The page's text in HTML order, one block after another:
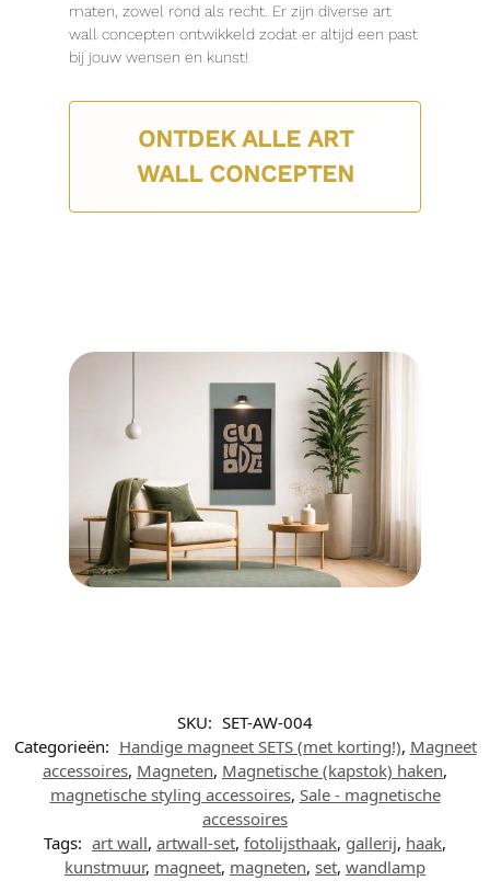
maten, zowel rond als recht. Er zijn diverse art
wall concepten ontwikkeld zodat er altijd een past
bij jouw wensen en kunst!
ONTDEK ALLE ART
WALL CONCEPTEN
SKU: SET-AW-004
Categorieën: Handige magneet SETS (met korting!), Magneet
accessoires, Magneten, Magnetische (kapstok) haken,
magnetische styling accessoires, Sale - magnetische
accessoires
Tags: art wall, artwall-set, fotolijsthaak, gallerij, haak,
kunstmuur, magneet, magneten, set, wandlamp